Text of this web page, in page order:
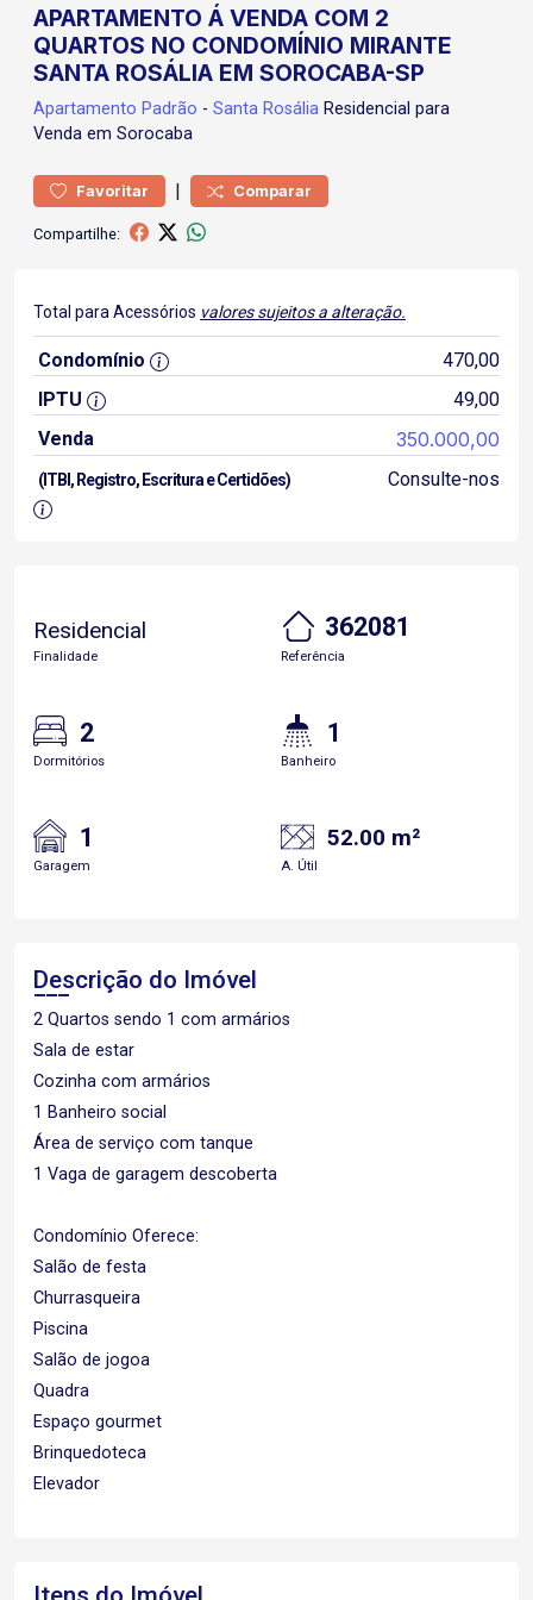
APARTAMENTO Á VENDA COM 2
QUARTOS NO CONDOMÍNIO MIRANTE
SANTA ROSÁLIA EM SOROCABA-SP
Apartamento Padrão - Santa Rosália Residencial para
Venda em Sorocaba
Favoritar | Comparar
Compartilhe:
Total para Acessórios valores sujeitos a alteração.
Condomínio
470,00
IPTU
49,00
Venda
350.000,00
(ITBI, Registro, Escritura e Certidões) Consulte-nos
Residencial
Finalidade
362081
Referência
2
Dormitórios
1
Banheiro
1
Garagem
52.00 m²
A. Útil
Descrição do Imóvel
2 Quartos sendo 1 com armários
Sala de estar
Cozinha com armários
1 Banheiro social
Área de serviço com tanque
1 Vaga de garagem descoberta
Condomínio Oferece:
Salão de festa
Churrasqueira
Piscina
Salão de jogoa
Quadra
Espaço gourmet
Brinquedoteca
Elevador